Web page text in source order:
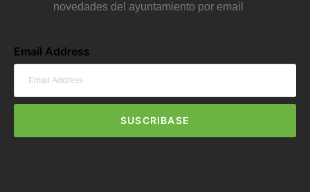
novedades del ayuntamiento por email
Email Address
SUSCRIBASE